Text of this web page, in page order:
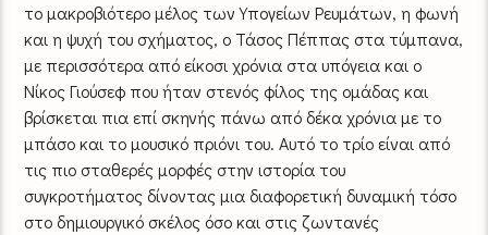
το μακροβιότερο μέλος των Υπογείων Ρευμάτων, η φωνή
και η ψυχή του σχήματος, ο Τάσος Πέππας στα τύμπανα,
με περισσότερα από είκοσι χρόνια στα υπόγεια και ο
Νίκος Γιούσεφ που ήταν στενός φίλος της ομάδας και
βρίσκεται πια επί σκηνής πάνω από δέκα χρόνια με το
μπάσο και το μουσικό πριόνι του. Αυτό το τρίο είναι από
τις πιο σταθερές μορφές στην ιστορία του
συγκροτήματος δίνοντας μια διαφορετική δυναμική τόσο
στο δημιουργικό σκέλος όσο και στις ζωντανές